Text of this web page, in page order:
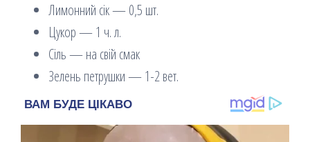
Лимонний сік — 0,5 шт.
Цукор — 1 ч. л.
Сіль — на свій смак
Зелень петрушки — 1-2 вет.